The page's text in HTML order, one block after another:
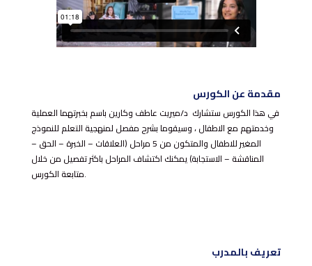
مقدمة عن الكورس
في هذا الكورس ستشارك د/ميريت عاطف وكارين باسم بخبرتهما العملية
وخدمتهم مع الاطفال ، وسيقوما بشرح مفصل لمنهجية التعلم للنموذج
المغير للاطفال والمتكون من 5 مراحل (العلاقات – الخبرة – الحق –
المناقشة – الاستجابة) يمكنك اكتشاف المراحل باكثر تفصيل من خلال
متابعة الكورس.
تعريف بالمدرب